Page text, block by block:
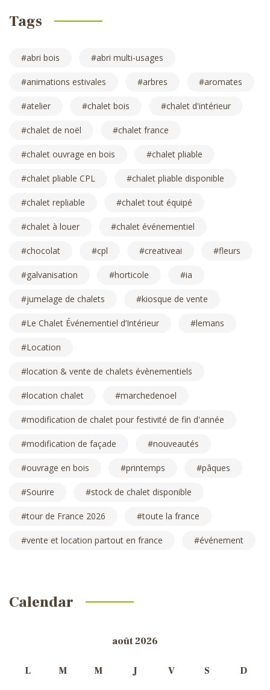
Tags
abri bois abri multi-usages
animations estivales arbres aromates
atelier chalet bois chalet d'intérieur
chalet de noël chalet france
chalet ouvrage en bois chalet pliable
chalet pliable CPL chalet pliable disponible
chalet repliable chalet tout équipé
chalet à louer chalet événementiel
chocolat cpl creativeai fleurs
galvanisation horticole ia
jumelage de chalets kiosque de vente
Le Chalet Événementiel d’Intérieur lemans
Location
location & vente de chalets évènementiels
location chalet marchedenoel
modification de chalet pour festivité de fin d'année
modification de façade nouveautés
ouvrage en bois printemps pâques
Sourire stock de chalet disponible
tour de France 2026 toute la france
vente et location partout en france événement
Calendar
août 2026
L M M J V S D